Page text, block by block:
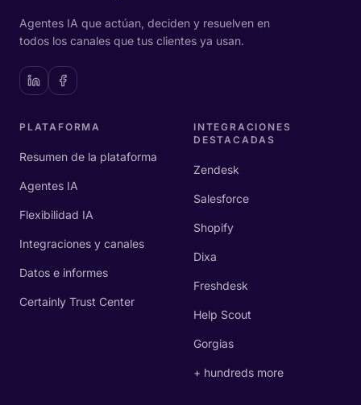
Agentes IA que actúan, deciden y resuelven en
todos los canales que tus clientes ya usan.
PLATAFORMA
Resumen de la plataforma
Agentes IA
Flexibilidad IA
Integraciones y canales
Datos e informes
Certainly Trust Center
INTEGRACIONES
DESTACADAS
Zendesk
Salesforce
Shopify
Dixa
Freshdesk
Help Scout
Gorgias
+ hundreds more